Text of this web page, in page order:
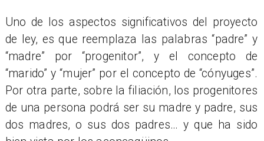
Uno de los aspectos significativos del proyecto
de ley, es que reemplaza las palabras “padre” y
“madre” por “progenitor”, y el concepto de
“marido” y “mujer” por el concepto de “cónyuges”.
Por otra parte, sobre la filiación, los progenitores
de una persona podrá ser su madre y padre, sus
dos madres, o sus dos padres… y que ha sido